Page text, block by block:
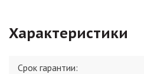
Характеристики
Срок гарантии: